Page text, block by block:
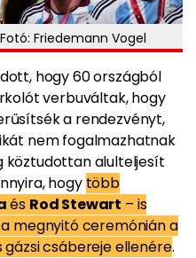
Friedemann Vogel
hogy 60 országból
verbuváltak, hogy
a rendezvényt,
nem fogalmazhatnak
köztudottan alulteljesít
hogy több
és Rod Stewart – is
megnyitó ceremónián a
csábereje ellenére.